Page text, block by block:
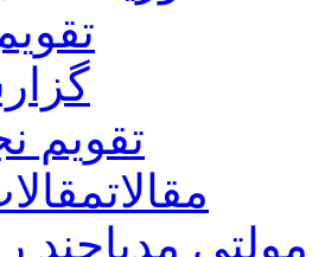
تقویم
مقالات
مولتی مدیاچند